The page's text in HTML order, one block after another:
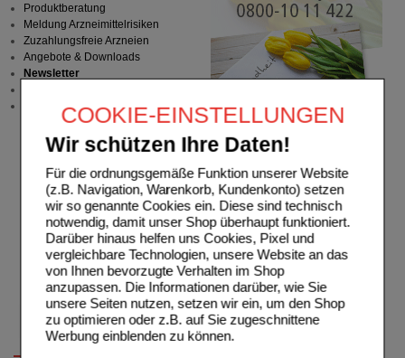
COOKIE-EINSTELLUNGEN
Wir schützen Ihre Daten!
Für die ordnungsgemäße Funktion unserer Website
(z.B. Navigation, Warenkorb, Kundenkonto) setzen
wir so genannte Cookies ein. Diese sind technisch
notwendig, damit unser Shop überhaupt funktioniert.
Darüber hinaus helfen uns Cookies, Pixel und
vergleichbare Technologien, unsere Website an das
von Ihnen bevorzugte Verhalten im Shop
anzupassen. Die Informationen darüber, wie Sie
unsere Seiten nutzen, setzen wir ein, um den Shop
zu optimieren oder z.B. auf Sie zugeschnittene
Werbung einblenden zu können.
Produktberatung
Meldung Arzneimittelrisiken
Zuzahlungsfreie Arzneien
Angebote & Downloads
Newsletter
Stellenangebote